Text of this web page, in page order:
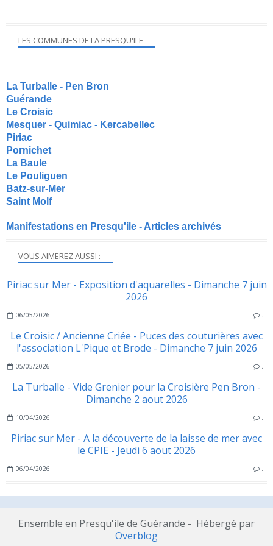
VOUS AIMEREZ AUSSI :
Piriac sur Mer - Exposition d'aquarelles - Dimanche 7 juin
2026
06/05/2026 …
Le Croisic / Ancienne Criée - Puces des couturières avec
l'association L'Pique et Brode - Dimanche 7 juin 2026
05/05/2026 …
La Turballe - Vide Grenier pour la Croisière Pen Bron -
Dimanche 2 aout 2026
10/04/2026 …
Piriac sur Mer - A la découverte de la laisse de mer avec
le CPIE - Jeudi 6 aout 2026
06/04/2026 …
LES COMMUNES DE LA PRESQU'ILE
La Turballe - Pen Bron
Guérande
Le Croisic
Mesquer - Quimiac - Kercabellec
Piriac
Pornichet
La Baule
Le Pouliguen
Batz-sur-Mer
Saint Molf
Manifestations en Presqu'ile - Articles archivés
Ensemble en Presqu'ile de Guérande - Hébergé par
Overblog